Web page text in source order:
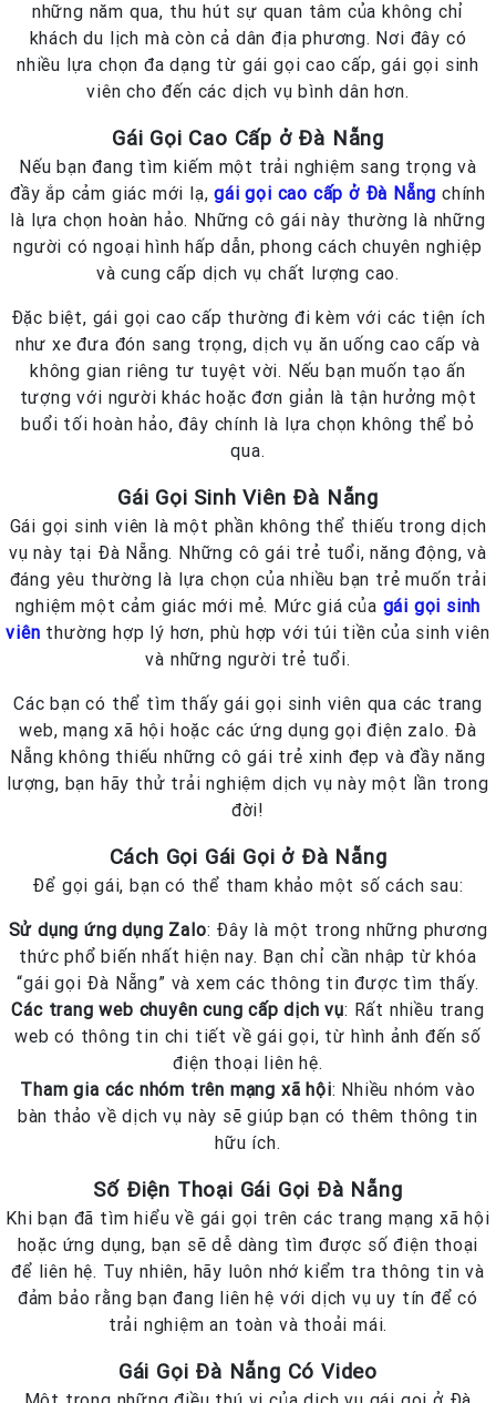
những năm qua, thu hút sự quan tâm của không chỉ
khách du lịch mà còn cả dân địa phương. Nơi đây có
nhiều lựa chọn đa dạng từ gái gọi cao cấp, gái gọi sinh
viên cho đến các dịch vụ bình dân hơn.
Gái Gọi Cao Cấp ở Đà Nẵng
Nếu bạn đang tìm kiếm một trải nghiệm sang trọng và
đầy ắp cảm giác mới lạ,gái gọi cao cấp ở Đà Nẵng chính
là lựa chọn hoàn hảo. Những cô gái này thường là những
người có ngoại hình hấp dẫn, phong cách chuyên nghiệp
và cung cấp dịch vụ chất lượng cao.
Đặc biệt, gái gọi cao cấp thường đi kèm với các tiện ích
như xe đưa đón sang trọng, dịch vụ ăn uống cao cấp và
không gian riêng tư tuyệt vời. Nếu bạn muốn tạo ấn
tượng với người khác hoặc đơn giản là tận hưởng một
buổi tối hoàn hảo, đây chính là lựa chọn không thể bỏ
qua.
Gái Gọi Sinh Viên Đà Nẵng
Gái gọi sinh viên là một phần không thể thiếu trong dịch
vụ này tại Đà Nẵng. Những cô gái trẻ tuổi, năng động, và
đáng yêu thường là lựa chọn của nhiều bạn trẻ muốn trải
nghiệm một cảm giác mới mẻ. Mức giá của gái gọi sinh
viên thường hợp lý hơn, phù hợp với túi tiền của sinh viên
và những người trẻ tuổi.
Các bạn có thể tìm thấy gái gọi sinh viên qua các trang
web, mạng xã hội hoặc các ứng dụng gọi điện zalo. Đà
Nẵng không thiếu những cô gái trẻ xinh đẹp và đầy năng
lượng, bạn hãy thử trải nghiệm dịch vụ này một lần trong
đời!
Cách Gọi Gái Gọi ở Đà Nẵng
Để gọi gái, bạn có thể tham khảo một số cách sau:
Sử dụng ứng dụng Zalo: Đây là một trong những phương
thức phổ biến nhất hiện nay. Bạn chỉ cần nhập từ khóa
“gái gọi Đà Nẵng” và xem các thông tin được tìm thấy.
Các trang web chuyên cung cấp dịch vụ: Rất nhiều trang
web có thông tin chi tiết về gái gọi, từ hình ảnh đến số
điện thoại liên hệ.
Tham gia các nhóm trên mạng xã hội: Nhiều nhóm vào
bàn thảo về dịch vụ này sẽ giúp bạn có thêm thông tin
hữu ích.
Số Điện Thoại Gái Gọi Đà Nẵng
Khi bạn đã tìm hiểu về gái gọi trên các trang mạng xã hội
hoặc ứng dụng, bạn sẽ dễ dàng tìm được số điện thoại
để liên hệ. Tuy nhiên, hãy luôn nhớ kiểm tra thông tin và
đảm bảo rằng bạn đang liên hệ với dịch vụ uy tín để có
trải nghiệm an toàn và thoải mái.
Gái Gọi Đà Nẵng Có Video